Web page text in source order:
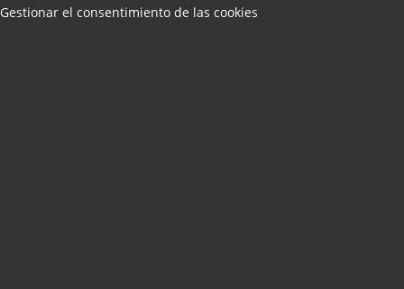
Gestionar el consentimiento de las cookies